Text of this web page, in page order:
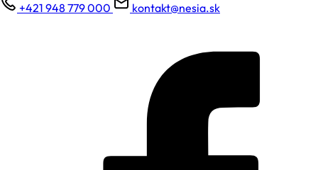
+421 948 779 000 kontakt@nesia.sk